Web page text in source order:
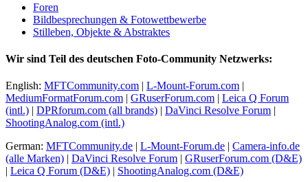
Foren
Bildbesprechungen & Fotowettbewerbe
Stilleben, Objekte & Abstraktes
Wir sind Teil des deutschen Foto-Community Netzwerks:
English: MFTCommunity.com | L-Mount-Forum.com |
MediumFormatForum.com | GRuserForum.com | Leica Q Forum
(intl.) | DPRforum.com (all brands) | DaVinci Resolve Forum |
ShootingAnalog.com (intl.)
German: MFTCommunity.de | L-Mount-Forum.de | Camera-info.de
(alle Marken) | DaVinci Resolve Forum | GRuserForum.com (D&E)
| Leica Q Forum (D&E) | ShootingAnalog.com (D&E)